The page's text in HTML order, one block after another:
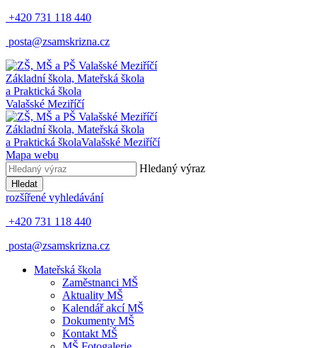
+420 731 118 440
posta@zsamskrizna.cz
Základní škola, Mateřská škola
a Praktická škola
Valašské Meziříčí
Základní škola, Mateřská škola
a Praktická školaValašské Meziříčí
Mapa webu
Hledaný výraz
Hledat
rozšířené vyhledávání
+420 731 118 440
posta@zsamskrizna.cz
Mateřská škola
Zaměstnanci MŠ
Aktuality MŠ
Kalendář akcí MŠ
Dokumenty MŠ
Kontakt MŠ